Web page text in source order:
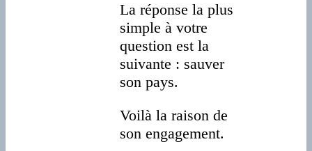
La réponse la plus
simple à votre
question est la
suivante : sauver
son pays.
Voilà la raison de
son engagement.